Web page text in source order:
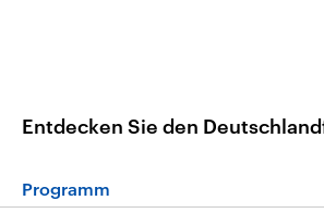
Entdecken Sie den
Programm